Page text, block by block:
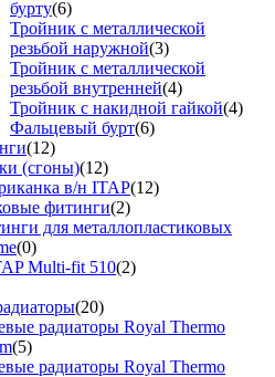
бурту(6)
Тройник с металлической
резьбой наружной(3)
Тройник с металлической
резьбой внутренней(4)
Тройник с накидной гайкой(4)
Фальцевый бурт(6)
(12)
(сгоны)(12)
в/н ITAP(12)
фитинги(2)
для металлопластиковых
(0)
Multi-fit 510(2)
(20)
радиаторы Royal Thermo
(5)
радиаторы Royal Thermo